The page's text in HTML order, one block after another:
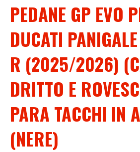
PEDANE GP EVO
DUCATI
R (2025/2026)
DRITTO E
PARA TACCHI IN
(NERE)